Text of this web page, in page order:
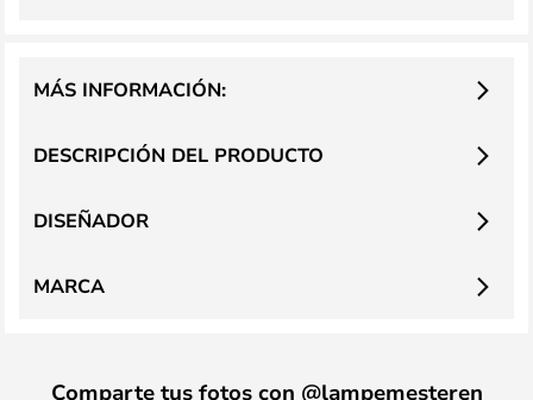
DESCRIPCIÓN DEL PRODUCTO
MÁS INFORMACIÓN:
DISEÑADOR
MARCA
Comparte tus fotos con @lampemesteren